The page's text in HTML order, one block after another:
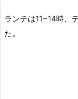
ランチは11−14時、
た。